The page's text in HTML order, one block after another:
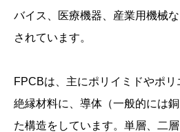
バイス、医療機器、産業用機械
されています。
FPCBは、主にポリイミドやポ
絶縁材料に、導体（一般的には
た構造をしています。単層、二